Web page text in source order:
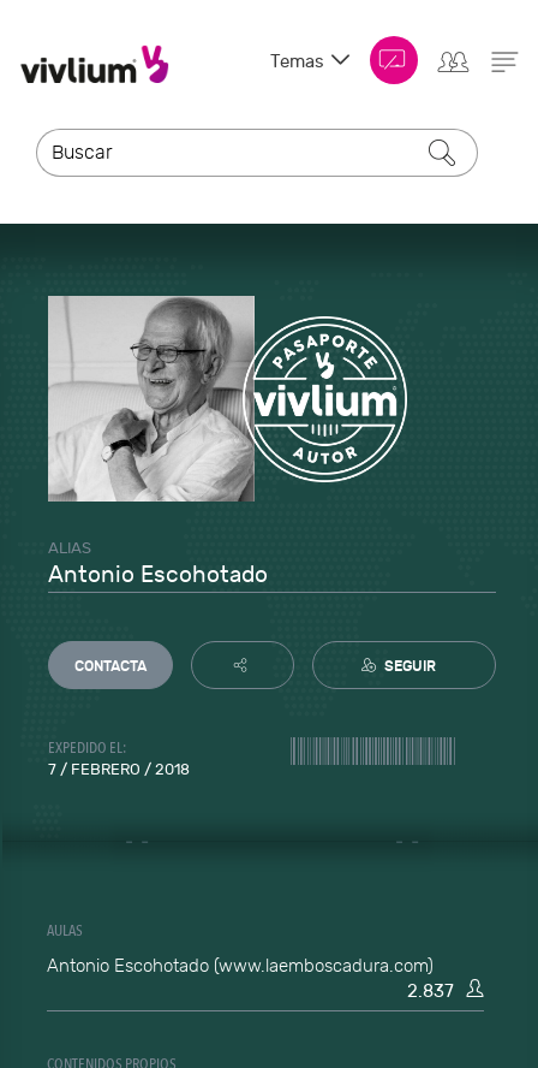
Temas
ALIAS
Antonio Escohotado
CONTACTA SEGUIR
EXPEDIDO EL:
7 / FEBRERO / 2018
AULAS
Antonio Escohotado (www.laemboscadura.com)
2.837